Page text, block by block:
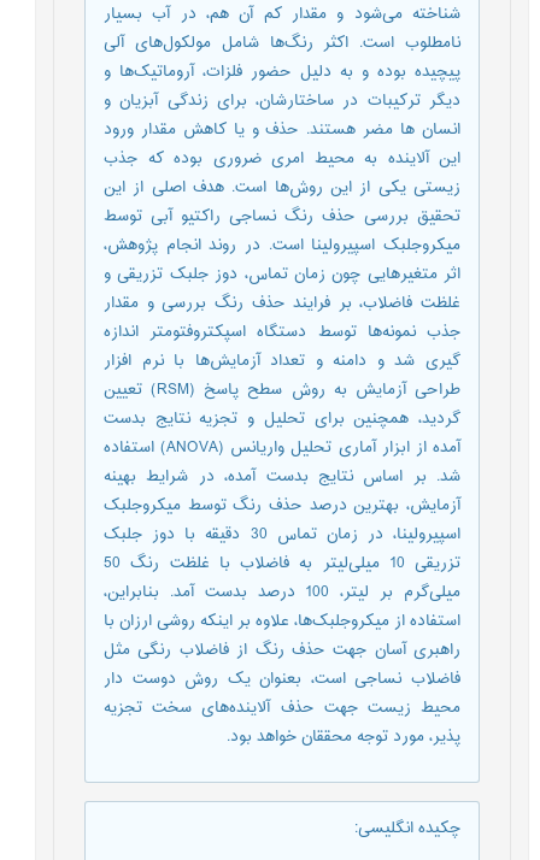
شناخته می‌شود و مقدار کم آن هم، در آب بسیار
نامطلوب است. اکثر رنگ‌ها شامل مولکول‌های آلی
پیچیده بوده و به دلیل حضور فلزات، آروماتیک‌ها و
دیگر ترکیبات در ساختارشان، برای زندگی آبزیان و
انسان ها مضر هستند. حذف و یا کاهش مقدار ورود
این آلاینده به محیط امری ضروری بوده که جذب
زیستی یکی از این روش‌ها است. هدف اصلی از این
تحقیق بررسی حذف رنگ نساجی راکتیو آبی توسط
میکروجلبک اسپیرولینا است. در روند انجام پژوهش،
اثر متغیرهایی چون زمان تماس، دوز جلبک تزریقی و
غلظت فاضلاب، بر فرایند حذف رنگ بررسی و مقدار
جذب نمونه‌ها توسط دستگاه اسپکتروفتومتر اندازه
گیری شد و دامنه و تعداد آزمایش‌ها با نرم افزار
طراحی آزمایش به روش سطح پاسخ (RSM) تعیین
گردید، همچنین برای تحلیل و تجزیه نتایج بدست
آمده از ابزار آماری تحلیل واریانس (ANOVA) استفاده
شد. بر اساس نتایج بدست آمده، در شرایط بهینه
آزمایش، بهترین درصد حذف رنگ توسط میکروجلبک
اسپیرولینا، در زمان تماس 30 دقیقه با دوز جلبک
تزریقی 10 میلی‌لیتر به فاضلاب با غلظت رنگ 50
میلی‌گرم بر لیتر، 100 درصد بدست آمد. بنابراین،
استفاده از میکروجلبک‌ها، علاوه بر اینکه روشی ارزان با
راهبری آسان جهت حذف رنگ از فاضلاب رنگی مثل
فاضلاب نساجی است، بعنوان یک روش دوست دار
محیط زیست جهت حذف آلاینده‌های سخت تجزیه
پذیر، مورد توجه محققان خواهد بود.
چکیده انگلیسی: